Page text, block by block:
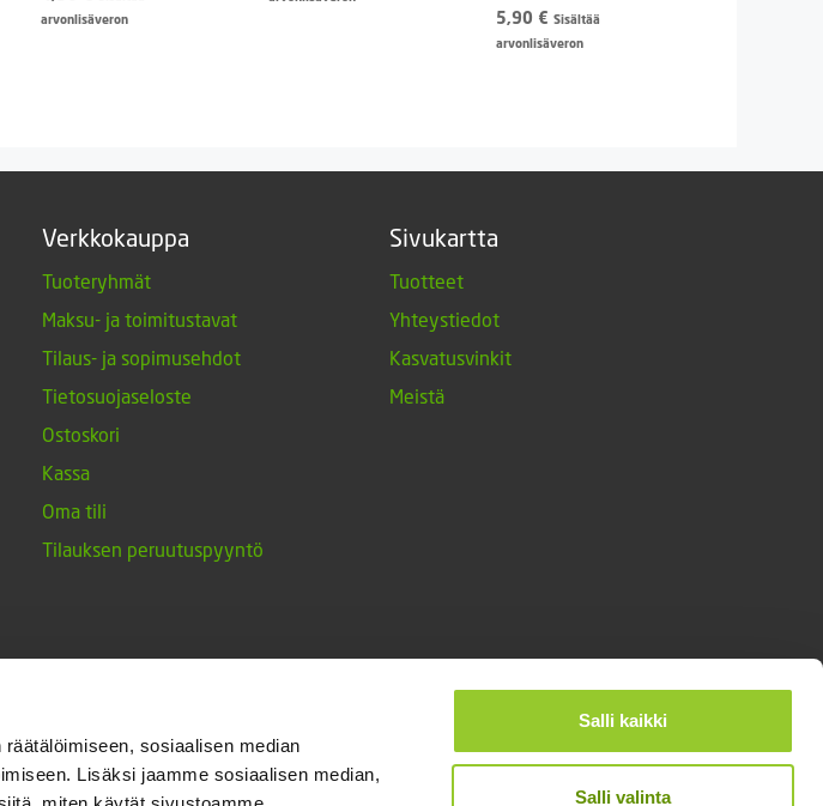
sosiaalisen median
Lisäksi jaamme sosiaalisen median,
Salli kaikki
Salli valinta
arvonlisäveron
5,90 € Sisältää
arvonlisäveron
Verkkokauppa
Tuoteryhmät
Maksu- ja toimitustavat
Tilaus- ja sopimusehdot
Tietosuojaseloste
Ostoskori
Kassa
Oma tili
Tilauksen peruutuspyyntö
Sivukartta
Tuotteet
Yhteystiedot
Kasvatusvinkit
Meistä